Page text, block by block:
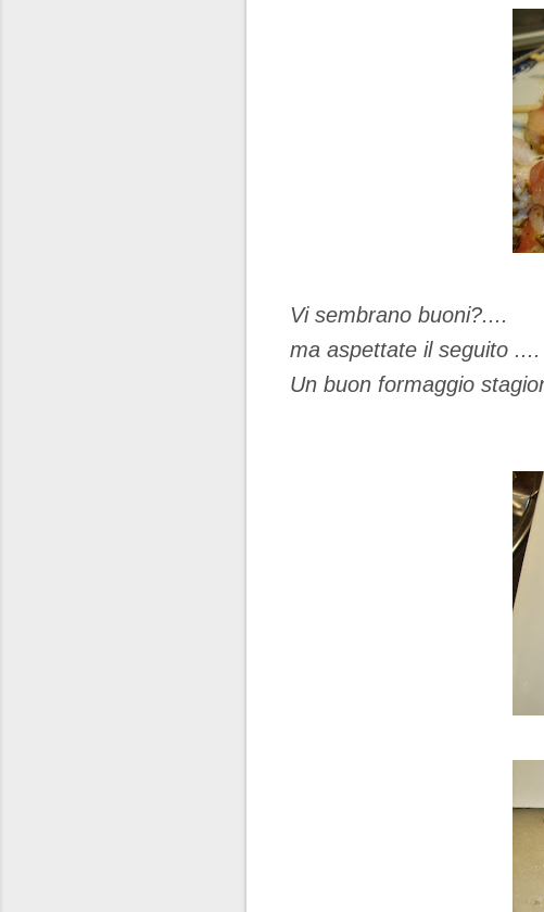
Vi sembrano buoni?....
ma aspettate il seguito ....
Un buon formaggio